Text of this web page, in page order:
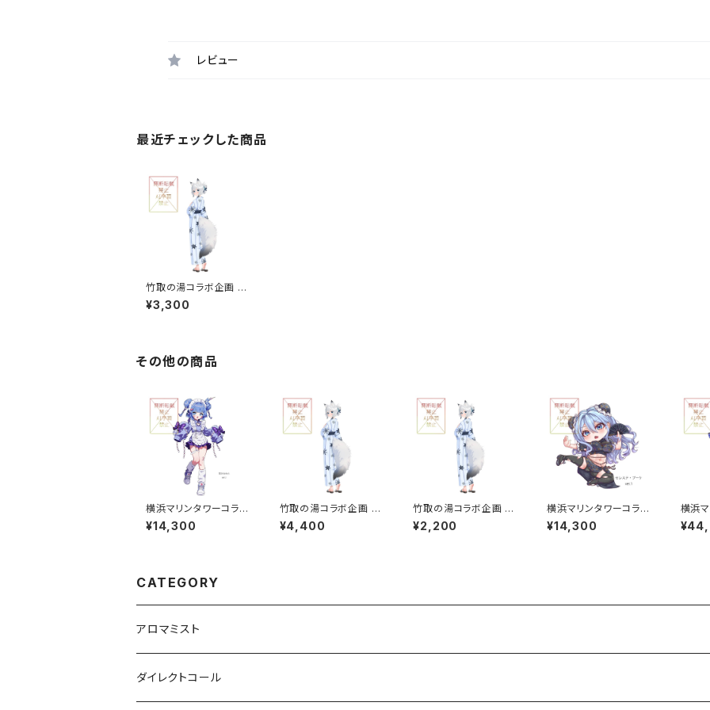
レビュー
最近チェックした商品
竹取の湯コラボ企画 優
先ゾーン入場券つき応
援セット 3,300円
¥3,300
その他の商品
横浜マリンタワーコラボ
企画 ミニパネル グルー
プA
¥14,300
竹取の湯コラボ企画 ア
クリルスタンド（大）
¥4,400
竹取の湯コラボ企画 ア
クリルスタンド（小）
¥2,200
横浜マリンタワーコラボ
企画 ミニパネル グルー
プB
¥14,300
横浜
企画
ープB
CATEGORY
アロマミスト
Vtuber/VRアーティスト
ダイレクトコール